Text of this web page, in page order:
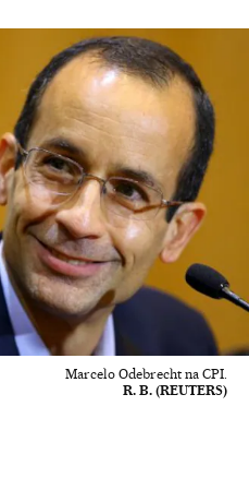
Marcelo Odebrecht na CPI.
R. B. (REUTERS)